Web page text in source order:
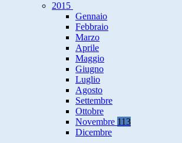
2015
Gennaio
Febbraio
Marzo
Aprile
Maggio
Giugno
Luglio
Agosto
Settembre
Ottobre
Novembre 113
Dicembre